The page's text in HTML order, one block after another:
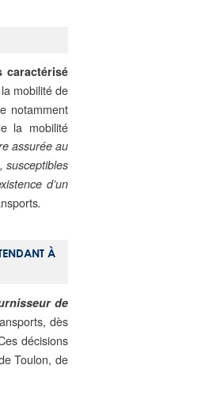
caractérisé
mobilité de
notamment
la mobilité
assurée au
susceptibles
d’un
.
À
de
dès
décisions
Toulon, de